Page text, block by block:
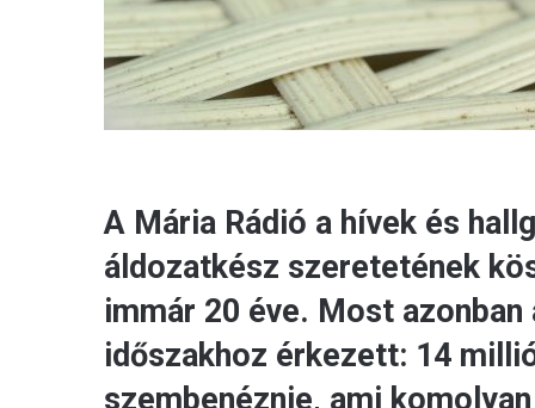
A Mária Rádió a hívek és
áldozatkész szeretetének
immár 20 éve. Most
időszakhoz érkezett: 14
szembenéznie, ami